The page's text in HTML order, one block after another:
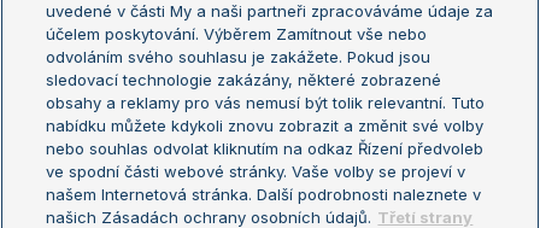
US Open
Turnaj mistrů
Turnaj mistryň
Aktualní trendy
Fotbalové přestupy
Livesport Daily
uvedené v části My a naši partneři zpracováváme údaje za
účelem poskytování. Výběrem Zamítnout vše nebo
odvoláním svého souhlasu je zakážete. Pokud jsou
sledovací technologie zakázány, některé zobrazené
obsahy a reklamy pro vás nemusí být tolik relevantní. Tuto
nabídku můžete kdykoli znovu zobrazit a změnit své volby
nebo souhlas odvolat kliknutím na odkaz Řízení předvoleb
ve spodní části webové stránky. Vaše volby se projeví v
našem Internetová stránka. Další podrobnosti naleznete v
našich Zásadách ochrany osobních údajů. Třetí strany